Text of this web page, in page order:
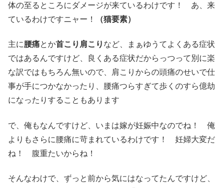
体の至るところにダメージが来ているわけです！ あ、来
ているわけですニャー！
（猫要素）
主に腰痛とか首こり肩こり など、まぁゆうてよくある症状
ではあるんですけど、良くある症状だからっつって別に楽
な訳ではもちろん無いので、肩こりからの頭痛のせいで仕
事が手につかなかったり、腰痛つらすぎて歩くのすら億劫
になったりすることもあります
で、俺もなんですけど、いまは嫁が妊娠中なのでね！ 俺
よりもさらに腰痛に苛まれているわけです！ 妊婦大変だ
ね！ 腹重たいからね！
そんなわけで、ずっと前から気にはなってたんですけど、